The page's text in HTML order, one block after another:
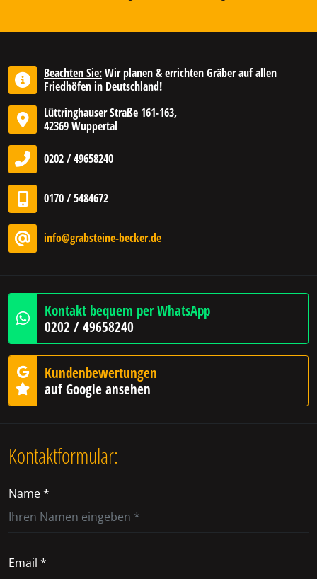
Beachten Sie:Wir planen & errichten Gräber auf allen
Friedhöfen in Deutschland!
Lüttringhauser Straße 161-163,
42369 Wuppertal
0202 / 49658240
0170 / 5484672
info@grabsteine-becker.de
Kontakt bequem per WhatsApp
0202 / 49658240
Kundenbewertungen
auf Google ansehen
Kontaktformular:
Name *
Email *